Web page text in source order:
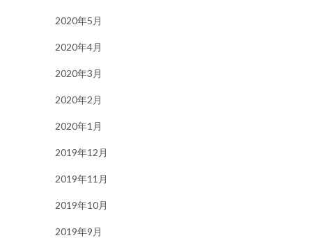
2020年5月
2020年4月
2020年3月
2020年2月
2020年1月
2019年12月
2019年11月
2019年10月
2019年9月